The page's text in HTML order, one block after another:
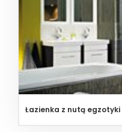
Łazienka z nutą egzotyki